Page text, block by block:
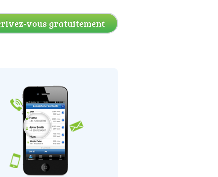
vous gratuitement